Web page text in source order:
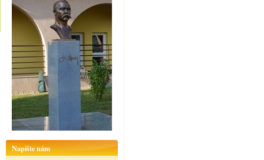
Napište nám